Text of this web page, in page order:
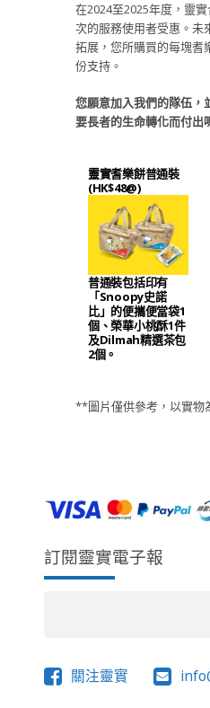
在2024至2025年度，靈
次的服務使用者受惠。未
拓展，您所購買的每塊耆
份支持。
您願意加入我們的隊伍，
要長者的生命轉化而付出
靈實耆樂餅普通裝
(HK$48@)
普通裝包括印有
「Snoopy史諾
比」的便攜便當袋1
個、榮華小桃酥1件
及Dilmah精選茶包
2個。
**圖片僅供參考，以實物
訂閱靈實電子報
關注靈實